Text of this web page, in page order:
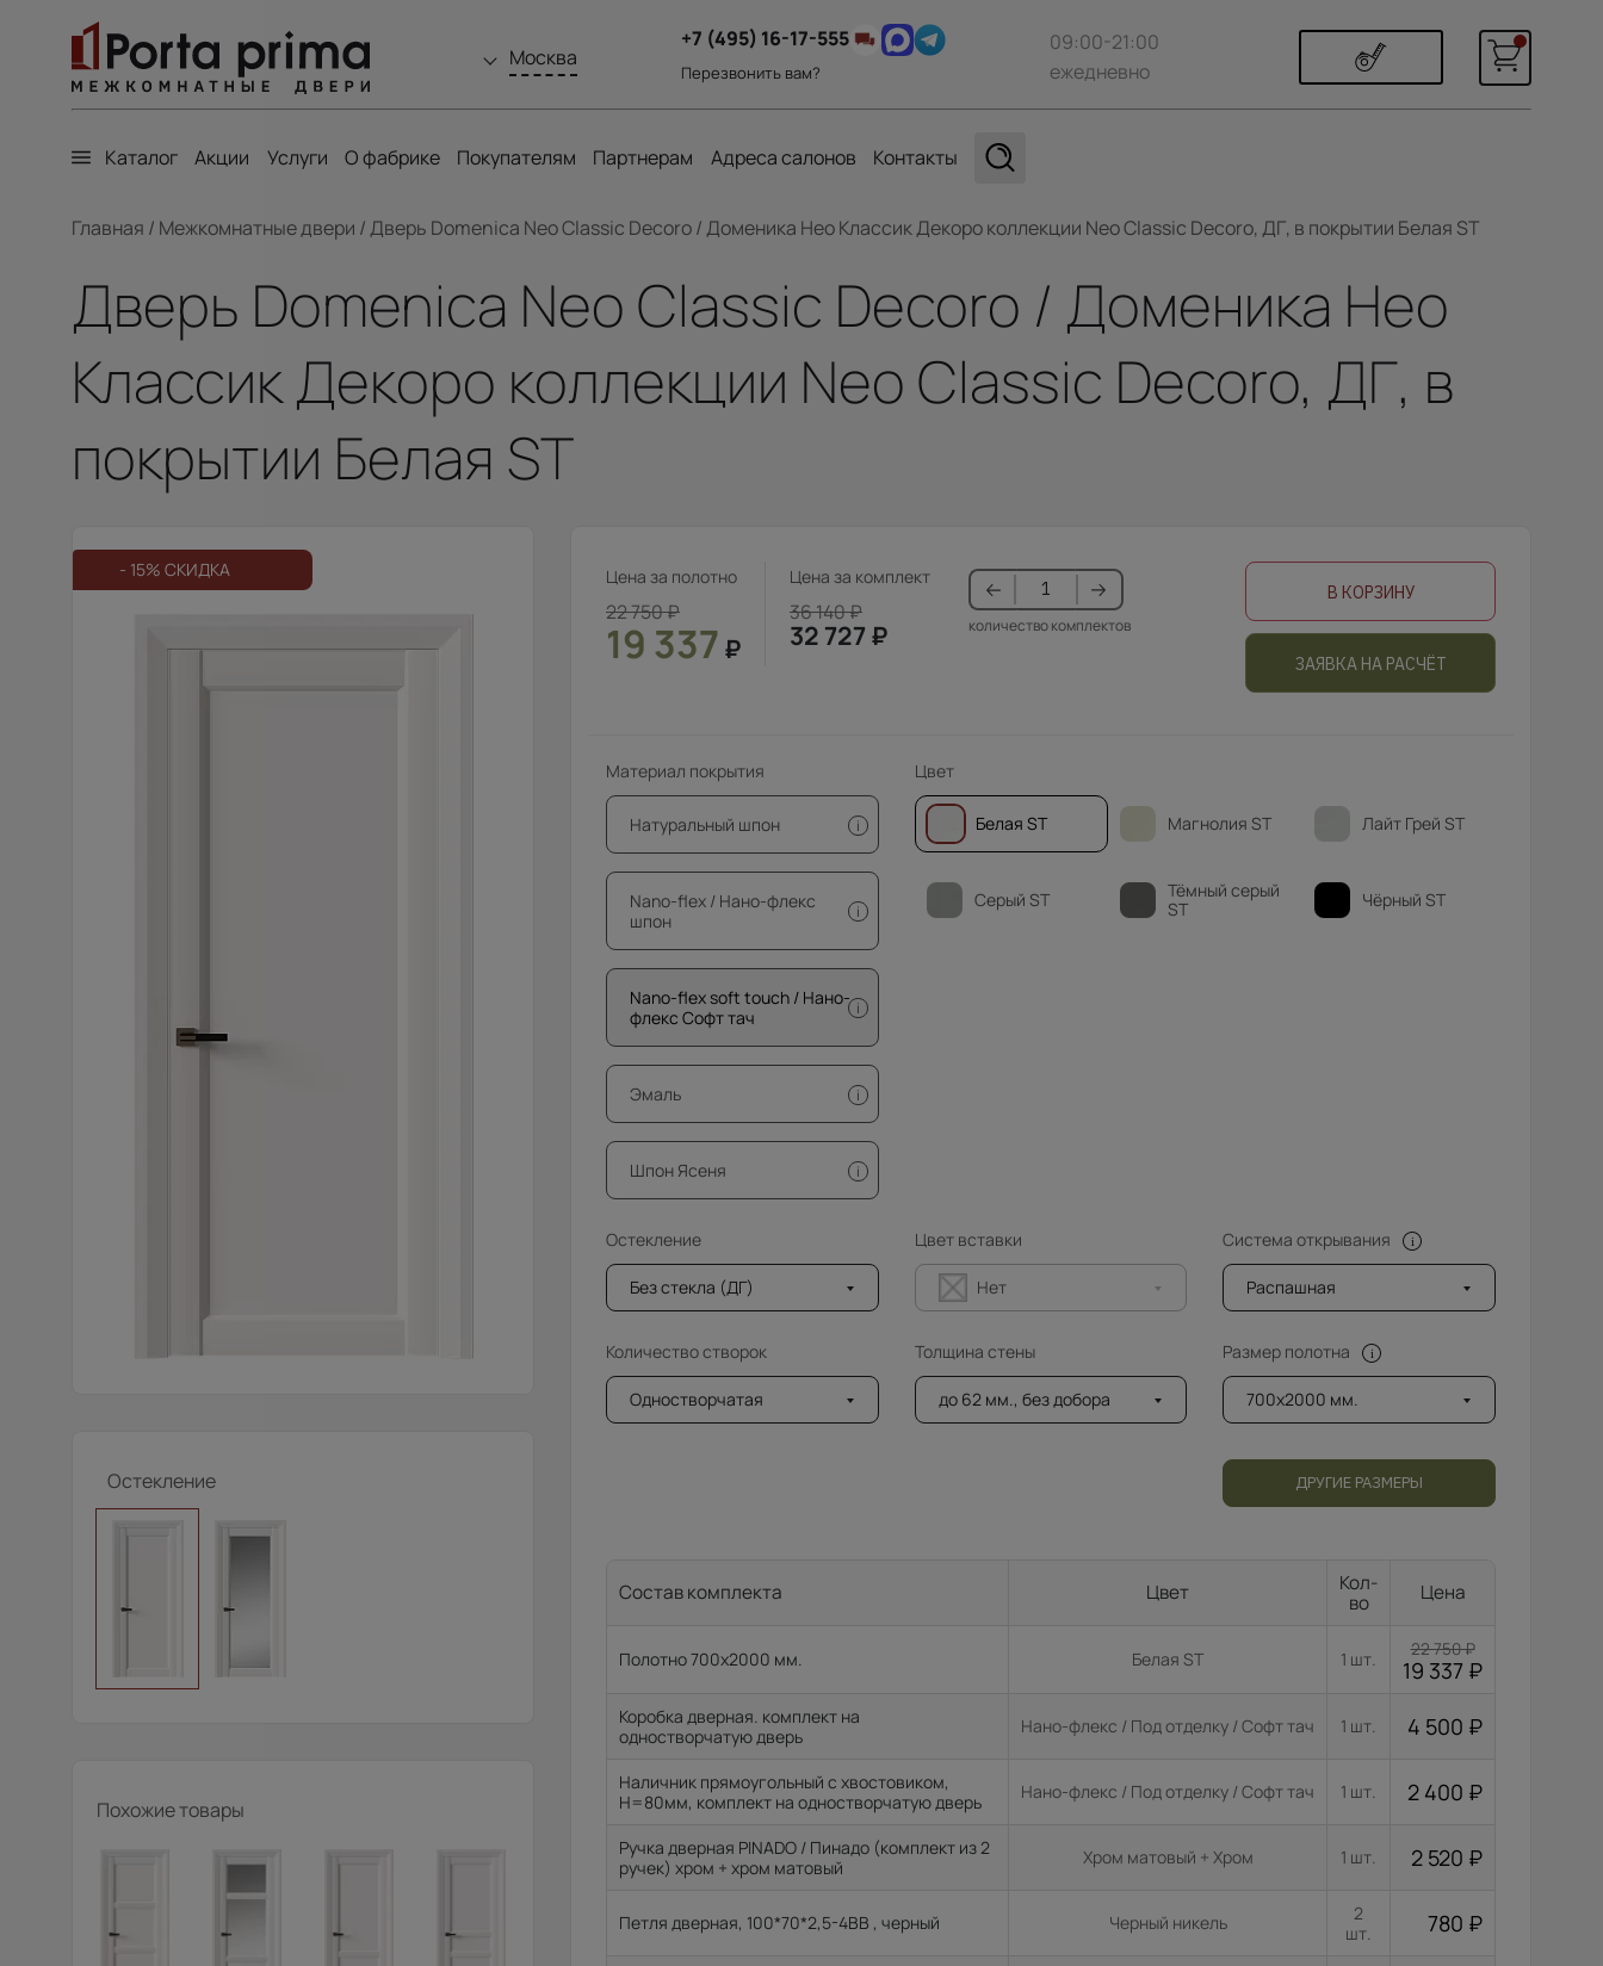
Москва
+7 (495) 16-17-555
Перезвонить вам?
09:00-21:00
ежедневно
Каталог Акции Услуги О фабрике Покупателям Партнерам Адреса салонов Контакты
Главная / Межкомнатные двери /Дверь Domenica Neo Classic Decoro / Доменика Нео Классик Декоро коллекции Neo Classic Decoro, ДГ, в покрытии Белая ST
Дверь Domenica Neo Classic Decoro / Доменика Нео
Классик Декоро коллекции Neo Classic Decoro, ДГ, в
покрытии Белая ST
- 15% СКИДКА
Остекление
Похожие товары
Цена за полотно
22 750₽
19 337 ₽
Цена за комплект
36 140₽
32 727 ₽ количество комплектов
В КОРЗИНУ
ЗАЯВКА НА РАСЧЁТ
Материал покрытия
Натуральный шпон i
Nano-flex / Нано-флекс
шпон
i
Nano-flex soft touch / Нано-
флекс Софт тач
i
Эмаль i
Шпон Ясеня i
Цвет
Белая ST Магнолия ST Лайт Грей ST
Серый ST
Тёмный серый
ST
Чёрный ST
Остекление
Без стекла (ДГ)
Цвет вставки
Нет
Система открывания
Распашная
Количество створок
Одностворчатая
Толщина стены
до 62 мм., без добора
Размер полотна
700x2000 мм.
ДРУГИЕ РАЗМЕРЫ
Состав комплекта Цвет
Кол-
во
Цена
Полотно 700x2000 мм. Белая ST 1 шт. 22 750₽
19 337 ₽
Коробка дверная. комплект на
одностворчатую дверь
Нано-флекс / Под отделку / Софт тач 1 шт. 4 500 ₽
Наличник прямоугольный с хвостовиком,
H=80мм, комплект на одностворчатую дверь
Нано-флекс / Под отделку / Софт тач 1 шт. 2 400 ₽
Ручка дверная PINADO / Пинадо (комплект из 2
ручек) хром + хром матовый
Хром матовый + Хром 1 шт. 2 520 ₽
Петля дверная, 100*70*2,5-4ВВ , черный Черный никель
2
шт.
780 ₽